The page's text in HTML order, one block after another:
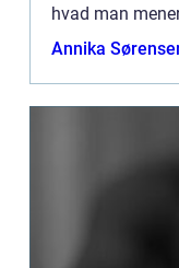
hvad man
forst&ar...
Annika